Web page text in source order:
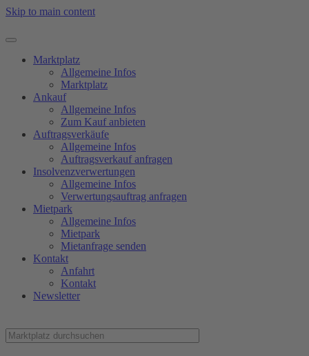
Skip to main content
Marktplatz
Allgemeine Infos
Marktplatz
Ankauf
Allgemeine Infos
Zum Kauf anbieten
Auftragsverkäufe
Allgemeine Infos
Auftragsverkauf anfragen
Insolvenzverwertungen
Allgemeine Infos
Verwertungsauftrag anfragen
Mietpark
Allgemeine Infos
Mietpark
Mietanfrage senden
Kontakt
Anfahrt
Kontakt
Newsletter